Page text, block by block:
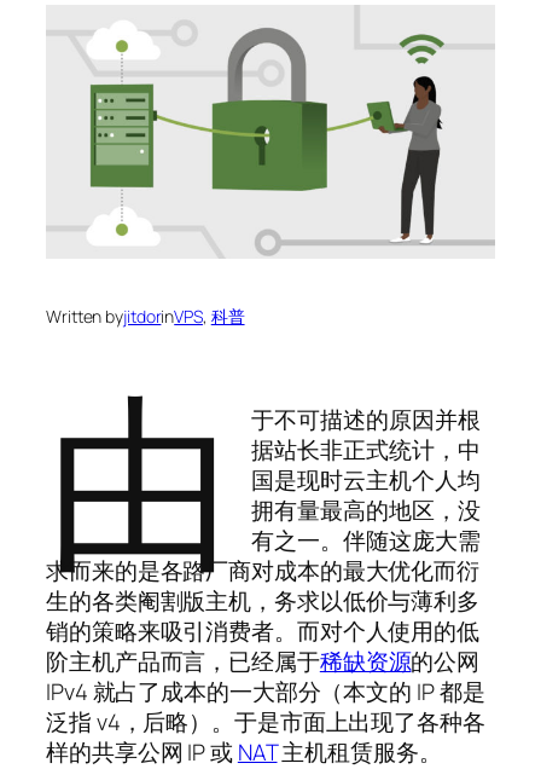
Written byjitdorinVPS, 科普
由
于不可描述的原因并根
据站长非正式统计，中
国是现时云主机个人均
拥有量最高的地区，没
有之一。伴随这庞大需
求而来的是各路厂商对成本的最大优化而衍
生的各类阉割版主机，务求以低价与薄利多
销的策略来吸引消费者。而对个人使用的低
阶主机产品而言，已经属于稀缺资源的公网
IPv4 就占了成本的一大部分（本文的 IP 都是
泛指 v4，后略）。于是市面上出现了各种各
样的共享公网 IP 或NAT主机租赁服务。